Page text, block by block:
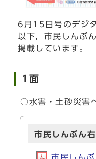
6月15日号のデジ
以下，市民しんぶ
掲載しています。
1面
○水害・土砂災害
市民しんぶん